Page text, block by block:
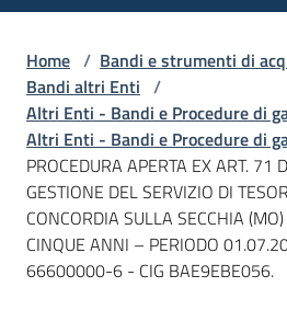
telematici
L'Agenzia
Bandi
e
Home / Bandi e strumenti di
Bandi altri Enti /
Altri Enti - Bandi e Procedure di
Altri Enti - Bandi e Procedure di
PROCEDURA APERTA EX ART.
GESTIONE DEL SERVIZIO DI
CONCORDIA SULLA SECCHIA
CINQUE ANNI – PERIODO
66600000-6 - CIG BAE9EBE056.